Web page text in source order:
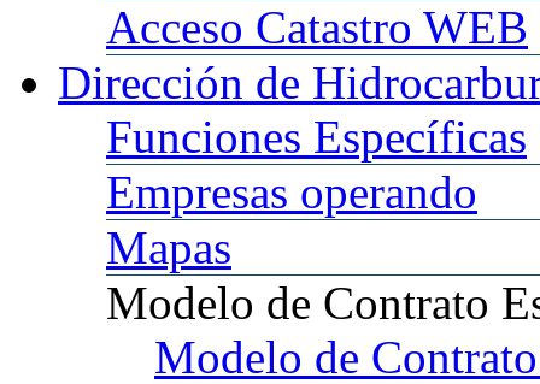
Acceso Catastro WEB
Dirección de
Funciones Específicas
Empresas operando
Mapas
Modelo de Contrato
Modelo de